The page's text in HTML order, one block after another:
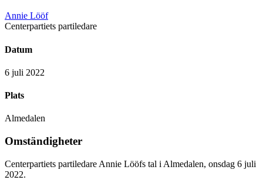
Annie Lööf
Centerpartiets partiledare
Datum
6 juli 2022
Plats
Almedalen
Omständigheter
Centerpartiets partiledare Annie Lööfs tal i Almedalen, onsdag 6 juli
2022.